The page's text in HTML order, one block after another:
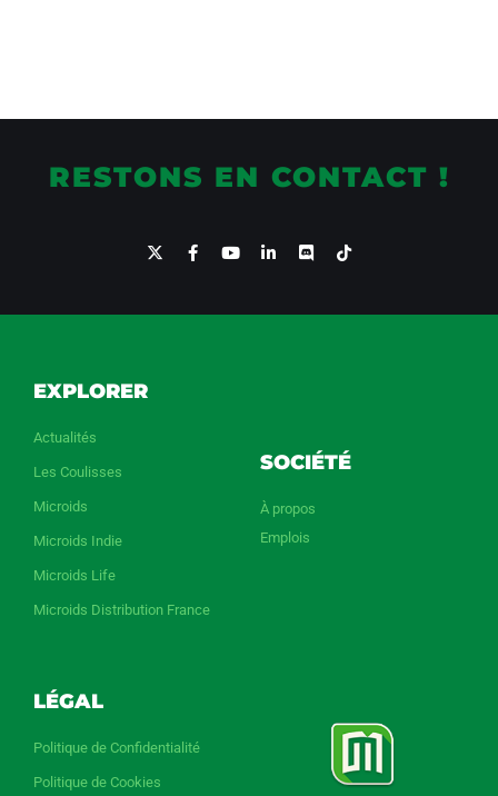
RESTONS EN CONTACT !
EXPLORER
Actualités
Les Coulisses
Microids
Microids Indie
Microids Life
Microids Distribution France
SOCIÉTÉ
À propos
Emplois
LÉGAL
Politique de Confidentialité
Politique de Cookies